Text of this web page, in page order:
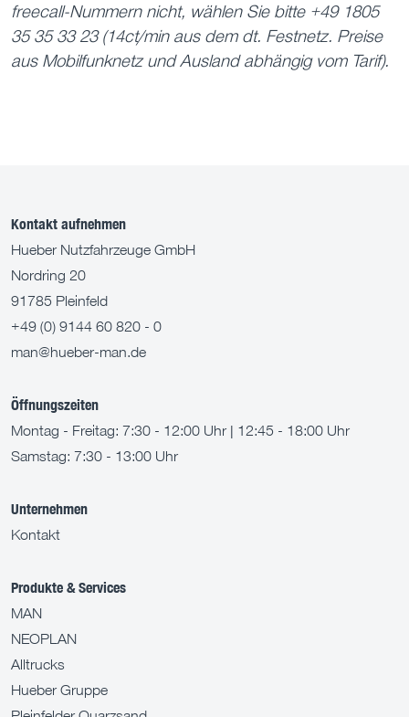
freecall-Nummern nicht, wählen Sie bitte +49 1805
35 35 33 23 (14ct/min aus dem dt. Festnetz. Preise
aus Mobilfunknetz und Ausland abhängig vom Tarif).
Kontakt aufnehmen
Hueber Nutzfahrzeuge GmbH
Nordring 20
91785 Pleinfeld
+49 (0) 9144 60 820 - 0
man@hueber-man.de
Öffnungszeiten
Montag - Freitag: 7:30 - 12:00 Uhr | 12:45 - 18:00 Uhr
Samstag: 7:30 - 13:00 Uhr
Unternehmen
Kontakt
Produkte & Services
MAN
NEOPLAN
Alltrucks
Hueber Gruppe